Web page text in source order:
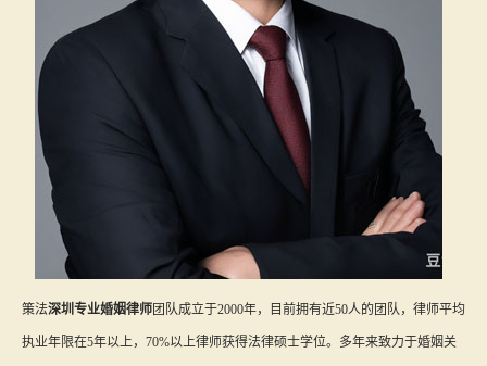
策法深圳专业婚姻律师团队成立于2000年，目前拥有近50人的团队，律师平均
执业年限在5年以上，70%以上律师获得法律硕士学位。多年来致力于婚姻关